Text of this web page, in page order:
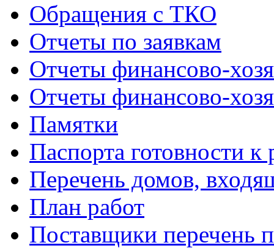
Обращения с ТКО
Отчеты по заявкам
Отчеты финансово-
Отчеты финансово-
Памятки
Паспорта готовности
Перечень домов,
План работ
Поставщики перечень